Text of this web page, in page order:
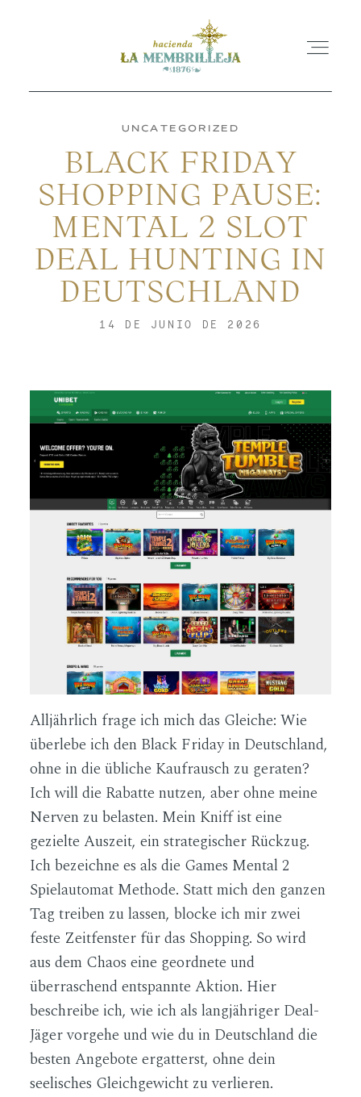
INICIO
LA HACIENDA
BLOG
REDES
UNCATEGORIZED
BLACK FRIDAY
SHOPPING PAUSE:
MENTAL 2 SLOT
DEAL HUNTING IN
DEUTSCHLAND
14 DE JUNIO DE 2026
Alljährlich frage ich mich das Gleiche: Wie
überlebe ich den Black Friday in Deutschland,
ohne in die übliche Kaufrausch zu geraten?
Ich will die Rabatte nutzen, aber ohne meine
Nerven zu belasten. Mein Kniff ist eine
gezielte Auszeit, ein strategischer Rückzug.
Ich bezeichne es als die Games Mental 2
Spielautomat Methode. Statt mich den ganzen
Tag treiben zu lassen, blocke ich mir zwei
feste Zeitfenster für das Shopping. So wird
aus dem Chaos eine geordnete und
überraschend entspannte Aktion. Hier
beschreibe ich, wie ich als langjähriger Deal-
Jäger vorgehe und wie du in Deutschland die
besten Angebote ergatterst, ohne dein
seelisches Gleichgewicht zu verlieren.